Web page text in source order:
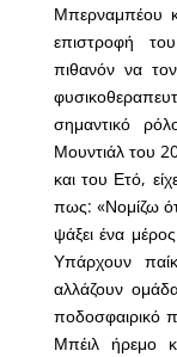
Μπερναμπέου
επιστροφή
πιθανόν να
σημαντικό
Μουντιάλ του
και του Ετό,
πως: «Νομίζω
ψάξει ένα
Υπάρχουν
αλλάζουν
ποδοσφαιρικό
Μπέιλ ήρεμο